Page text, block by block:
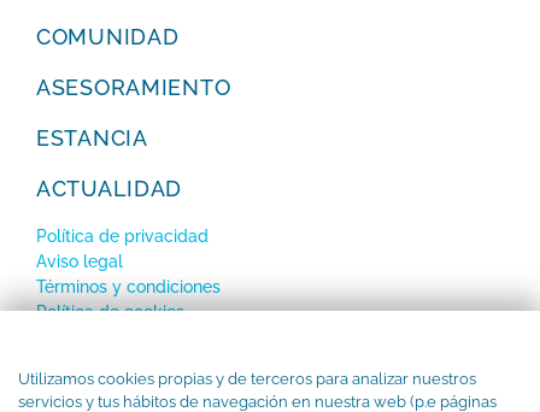
Utilizamos cookies propias y de terceros para analizar nuestros
servicios y tus hábitos de navegación en nuestra web (p.e páginas
COMUNIDAD
ASESORAMIENTO
ESTANCIA
ACTUALIDAD
Política de privacidad
Aviso legal
Términos y condiciones
Política de cookies
SUBSCRÍBETE a nuestro Newsletter